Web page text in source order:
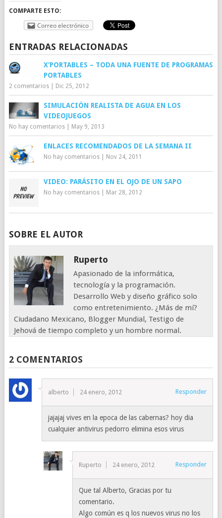
COMPARTE ESTO:
Correo electrónico
ENTRADAS RELACIONADAS
X’PORTABLES – TODA UNA FUENTE DE PROGRAMAS
PORTABLES
2 comentarios| Dic 25, 2012
SIMULACIÓN REALISTA DE AGUA EN LOS
VIDEOJUEGOS
No hay comentarios| May 9, 2013
ENLACES RECOMENDADOS DE LA SEMANA II
No hay comentarios| Nov 24, 2011
VIDEO: PARÁSITO EN EL OJO DE UN SAPO
No hay comentarios| Mar 28, 2012
SOBRE EL AUTOR
Ruperto
Apasionado de la informática,
tecnología y la programación.
Desarrollo Web y diseño gráfico solo
como entretenimiento. ¿Más de mí?
Ciudadano Mexicano, Blogger Mundial, Testigo de
Jehová de tiempo completo y un hombre normal.
2 COMENTARIOS
alberto 24 enero, 2012 Responder
jajajaj vives en la epoca de las cabernas? hoy dia
cualquier antivirus pedorro elimina esos virus
Ruperto 24 enero, 2012 Responder
Que tal Alberto, Gracias por tu
comentario.
Algo común es q los nuevos virus no los